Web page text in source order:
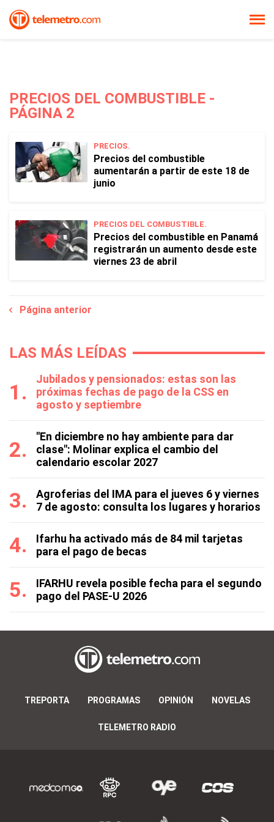
PRECIOS DEL COMBUSTIBLE -
PÁGINA 2
PRECIOS.
Precios del combustible
aumentarán a partir de este 18 de
junio
PRECIOS DEL COMBUSTIBLE.
Precios del combustible en Panamá
registrarán un aumento desde este
viernes 23 de abril
Página anterior
LAS MÁS LEÍDAS
Jubilados y pensionados: estas son las
próximas fechas de pago de la CSS en
agosto y septiembre
"En diciembre no hay ambiente para dar
clase": Molinar explica el cambio del
calendario escolar 2027
Agroferias del IMA para el jueves 6 y viernes
7 de agosto: consulta los lugares y horarios
Ifarhu ha activado más de 84 mil tarjetas
para el pago de becas
IFARHU revela posible fecha para el segundo
pago del PASE-U 2026
TREPORTA PROGRAMAS OPINIÓN NOVELAS
TELEMETRO RADIO